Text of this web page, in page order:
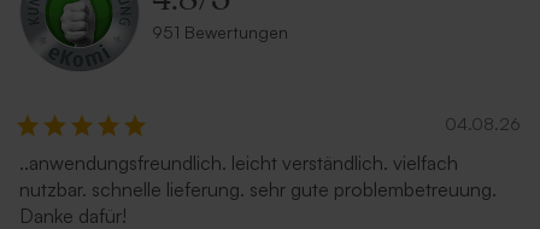
951 Bewertungen
04.08.26
..anwendungsfreundlich. leicht verständlich. vielfach
nutzbar. schnelle lieferung. sehr gute problembetreuung.
Danke dafür!